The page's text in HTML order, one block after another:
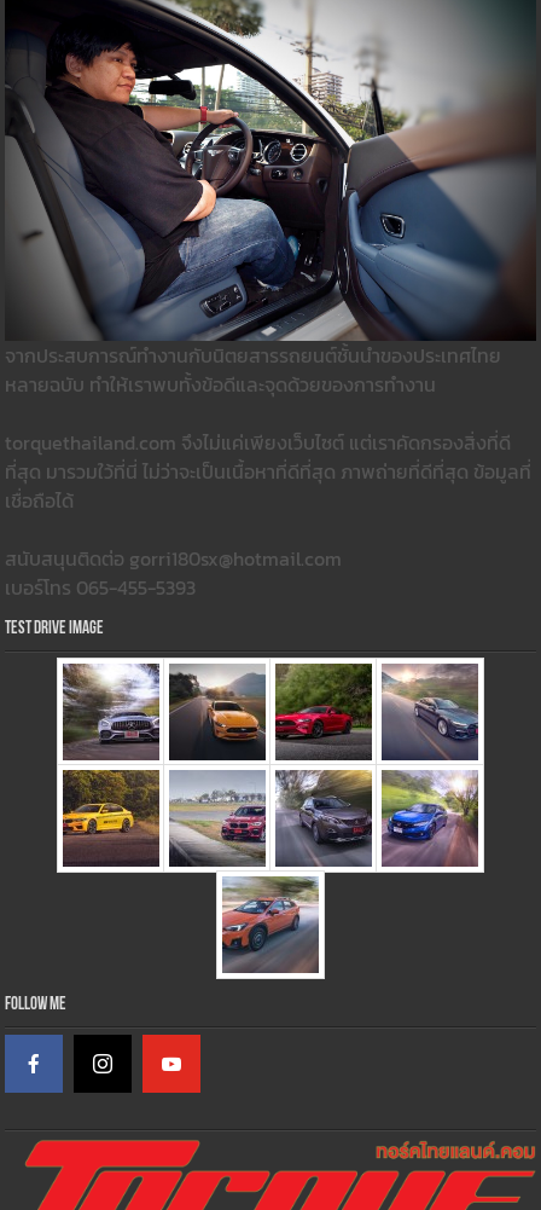
จากประสบการณ์ทำงานกับนิตยสารรถยนต์ชั้นนำของประเทศไทย
หลายฉบับ ทำให้เราพบทั้งข้อดีและจุดด้วยของการทำงาน
torquethailand.com จึงไม่แค่เพียงเว็บไซต์ แต่เราคัดกรองสิ่งที่ดี
ที่สุด มารวมใว้ที่นี่ ไม่ว่าจะเป็นเนื้อหาที่ดีที่สุด ภาพถ่ายที่ดีที่สุด ข้อมูลที่
เชื่อถือได้
สนับสนุนติดต่อ gorri180sx@hotmail.com
เบอร์โทร 065-455-5393
Test Drive Image
Follow Me